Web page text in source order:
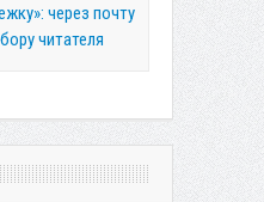
через почту
читателя